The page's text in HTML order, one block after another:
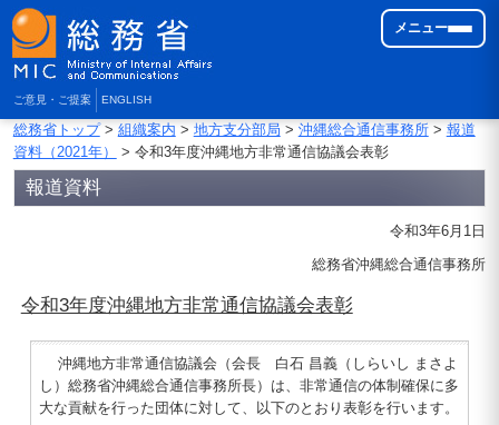
ご意見・ご提案 ENGLISH
メニュー
総務省トップ> 組織案内 > 地方支分部局 > 沖縄総合通信事務所> 報道
資料（2021年）
> 令和3年度沖縄地方非常通信協議会表彰
報道資料
令和3年6月1日
総務省沖縄総合通信事務所
令和3年度沖縄地方非常通信協議会表彰
沖縄地方非常通信協議会（会長 白石 昌義（しらいし まさよ
し）総務省沖縄総合通信事務所長）は、非常通信の体制確保に多
大な貢献を行った団体に対して、以下のとおり表彰を行います。